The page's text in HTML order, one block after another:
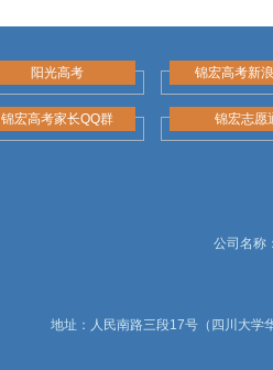
阳光高考 锦宏高考新
锦宏高考家长QQ群 锦宏志愿
公司名称
地址：人民南路三段17号（四川大学